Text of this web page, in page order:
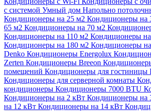
с системой Умный дом Напольно
Кондиционеры на 25 м2 Кондиционеры на
65 м2 Кондиционеры на 70 м2
Кондиционеры на 110 м2 Кондиционеры
Кондиционеры на 180 м2 Кондиционеры
Denko Кондиционеры Energolux
Zerten Кондиционеры Breeon
помещений Кондиционеры для гостиницы
Кондиционеры для серверной комнаты
кондиционеры Кондиционеры 7000 BTU
Кондиционеры на 2 кВт Кондиционеры на
на 12 кВт Кондиционеры на 14 кВт